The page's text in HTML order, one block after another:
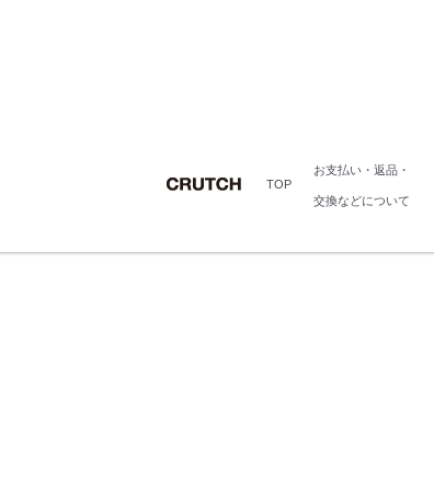
TOP
お支払い・返品・
交換などについて